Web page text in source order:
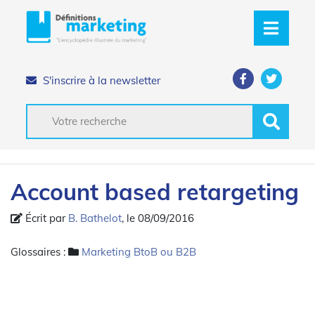
S'inscrire à la newsletter
Account based retargeting
Écrit par B. Bathelot, le 08/09/2016
Glossaires : Marketing BtoB ou B2B